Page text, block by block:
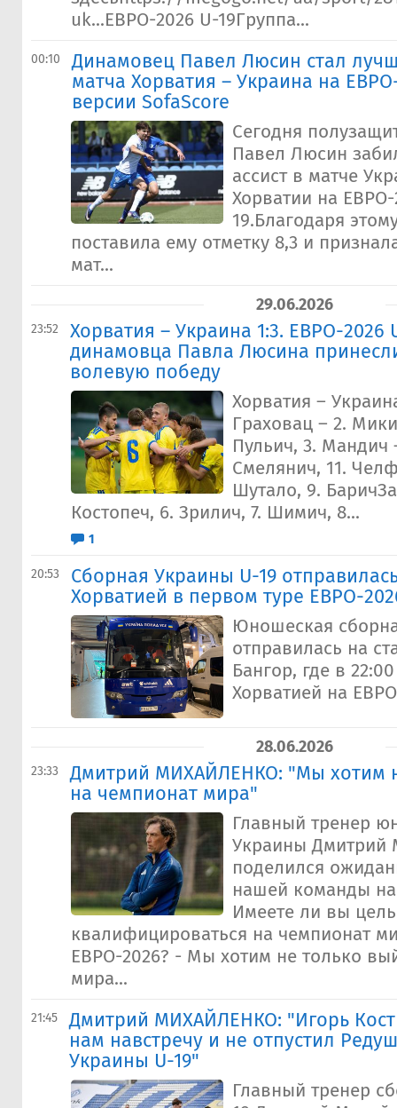
uk...ЕВРО-2026 U-19Группа...
00:10
Динамовец Павел Люсин стал
матча Хорватия – Украина на
версии SofaScore
Сегодня
Павел Люсин
ассист в матче
Хорватии на ЕВРО-
19.Благодаря
поставила ему отметку 8,3 и
мат...
29.06.2026
23:52
Хорватия – Украина 1:3. ЕВРО-2026
динамовца Павла Люсина
волевую победу
Хорватия –
Граховац – 2.
Пульич, 3. Мандич
Смелянич, 11.
Шутало, 9.
Костопеч, 6. Зрилич, 7. Шимич, 8...
1
20:53
Сборная Украины U-19
Хорватией в первом туре ЕВРО-
Юношеская
отправилась на
Бангор, где в
Хорватией на
28.06.2026
23:33
Дмитрий МИХАЙЛЕНКО: "Мы хотим
на чемпионат мира"
Главный тренер
Украины Дмитрий
поделился
нашей команды
Имеете ли вы
квалифицироваться на чемпионат
ЕВРО-2026? - Мы хотим не только
мира...
21:45
Дмитрий МИХАЙЛЕНКО: "Игорь
нам навстречу и не отпустил
Украины U-19"
Главный тренер